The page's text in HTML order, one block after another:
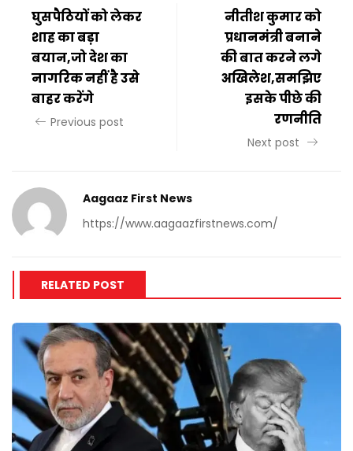
घुसपैठियों को लेकर
शाह का बड़ा
बयान,जो देश का
नागरिक नहीं है उसे
बाहर करेंगे
Previous post
नीतीश कुमार को
प्रधानमंत्री बनाने
की बात करने लगे
अखिलेश,समझिए
इसके पीछे की
रणनीति
Next post
Aagaaz First News
https://www.aagaazfirstnews.com/
RELATED POST